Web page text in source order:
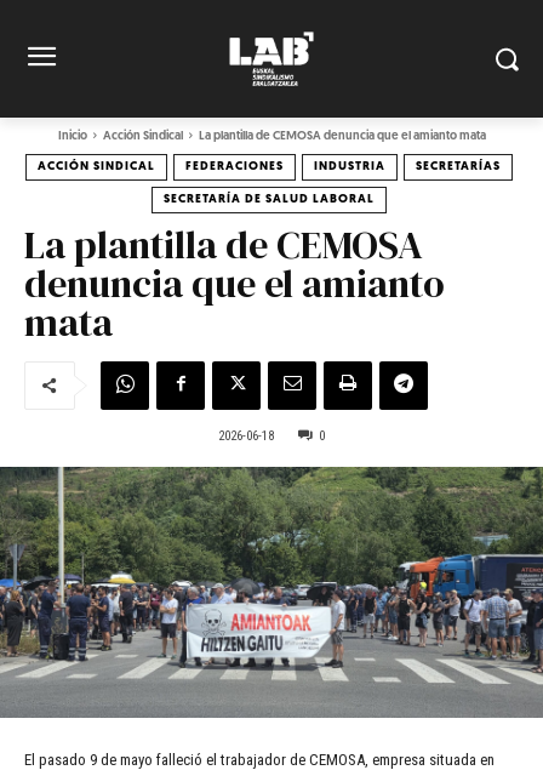
Inicio Acción Sindical La plantilla de CEMOSA denuncia que el amianto mata
ACCIÓN SINDICAL FEDERACIONES INDUSTRIA SECRETARÍAS
SECRETARÍA DE SALUD LABORAL
La plantilla de CEMOSA
denuncia que el amianto
mata
2026-06-18 0
El pasado 9 de mayo falleció el trabajador de CEMOSA, empresa situada en